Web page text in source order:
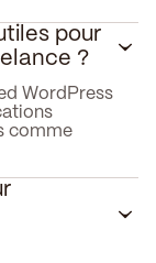
pour
?
WordPress
comme